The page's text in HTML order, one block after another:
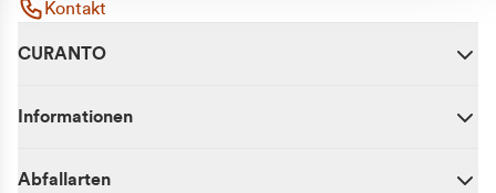
Kontakt
CURANTO
Informationen
Abfallarten